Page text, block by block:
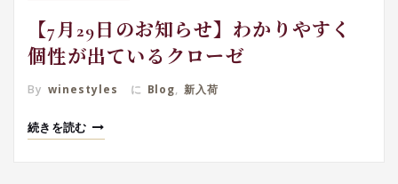
【7月29日のお知らせ】わかりやすく
個性が出ているクローゼ
By winestyles に Blog, 新入荷
続きを読む